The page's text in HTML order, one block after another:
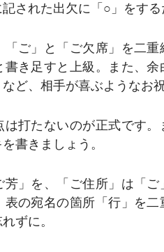
された出欠に「○」をする
ご」と「ご欠席」を二
書き足すと上級。また、
ど、相手が喜ぶようなお
打たないのが正式です
書きましょう。
芳」を、「ご住所」は「
表の宛名の箇所「行」を
ずに。